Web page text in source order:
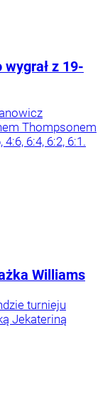
z 19-
Thompsonem
6:4, 6:2, 6:1.
Williams
turnieju
Jekateriną